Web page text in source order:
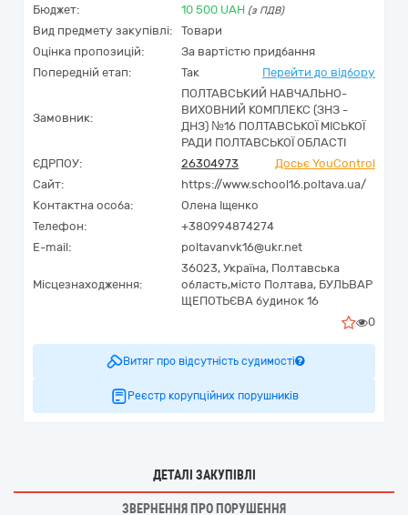
Бюджет: 10 500 UAH (з ПДВ)
Вид предмету закупівлі:
Товари
Оцінка пропозицій:
За вартістю придбання
Попередній етап:
Так Перейти до відбору
Замовник:
ПОЛТАВСЬКИЙ НАВЧАЛЬНО-
ВИХОВНИЙ КОМПЛЕКС (ЗНЗ -
ДНЗ) №16 ПОЛТАВСЬКОЇ МІСЬКОЇ
РАДИ ПОЛТАВСЬКОЇ ОБЛАСТІ
ЄДРПОУ:
26304973
Досьє YouControl
Сайт:
https://www.school16.poltava.ua/
Контактна особа:
Олена Іщенко
Телефон:
+380994874274
E-mail:
poltavanvk16@ukr.net
Місцезнаходження:
36023, Україна, Полтавська
область,місто Полтава, БУЛЬВАР
ЩЕПОТЬЄВА будинок 16
0
Витяг про відсутність судимості
Реєстр корупційних порушників
ДЕТАЛІ ЗАКУПІВЛІ
ЗВЕРНЕННЯ ПРО ПОРУШЕННЯ